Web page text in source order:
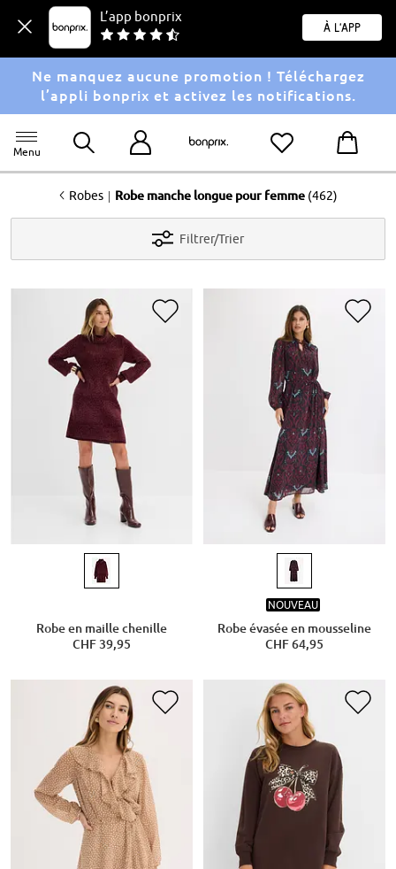
L’app bonprix
À l'app
Ne manquez aucune promotion ! Téléchargez
l’appli bonprix et activez les notifications.
Menu
<Robes | Robe manche longue pour femme (462)
Filtrer/Trier
Robe en maille chenille
CHF 39,95
NOUVEAU
Robe évasée en mousseline
CHF 64,95